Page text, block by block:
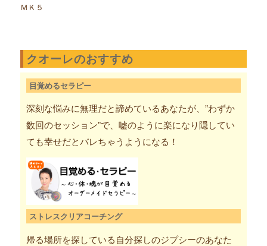
ＭＫ５
クオーレのおすすめ
目覚めるセラピー
深刻な悩みに無理だと諦めているあなたが、”わずか
数回のセッション”で、嘘のように楽になり隠してい
ても幸せだとバレちゃうようになる！
ストレスクリアコーチング
帰る場所を探している自分探しのジプシーのあなた